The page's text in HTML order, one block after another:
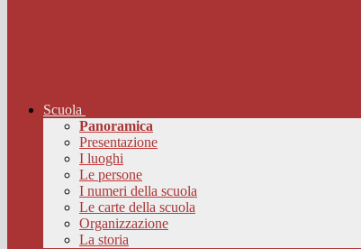
Scuola
Panoramica
Presentazione
I luoghi
Le persone
I numeri della scuola
Le carte della scuola
Organizzazione
La storia